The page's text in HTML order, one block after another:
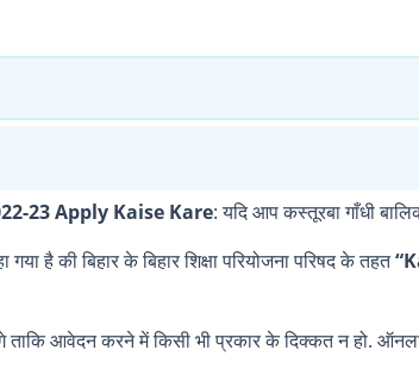
23 Apply Kaise Kare: यदि आप कस्तूरबा गाँधी
है की बिहार के बिहार शिक्षा परियोजना परिषद के तहत“
ताकि आवेदन करने में किसी भी प्रकार के दिक्कत न हो.